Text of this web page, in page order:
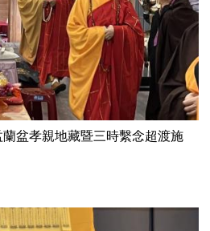
盆孝親地藏暨三時繫念超渡施